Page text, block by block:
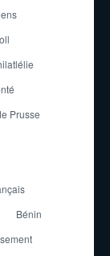
Prusse
Bénin